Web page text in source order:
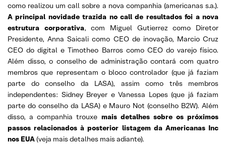
como realizou um call sobre a nova companhia (americanas s.a.).
A principal novidade trazida no call de resultados foi a nova
estrutura corporativa, com Miguel Gutierrez como Diretor
Presidente, Anna Saicali como CEO de inovação, Marcio Cruz
CEO do digital e Timotheo Barros como CEO do varejo físico.
Além disso, o conselho de administração contará com quatro
membros que representam o bloco controlador (que já faziam
parte do conselho da LASA), assim como três membros
independentes: Sidney Breyer e Vanessa Lopes (que já faziam
parte do conselho da LASA) e Mauro Not (conselho B2W). Além
disso, a companhia trouxe mais detalhes sobre os próximos
passos relacionados à posterior listagem da Americanas Inc
nos EUA(veja mais detalhes mais adiante).